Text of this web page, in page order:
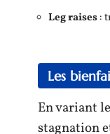
Leg raises:
Les
En variant
stagnation